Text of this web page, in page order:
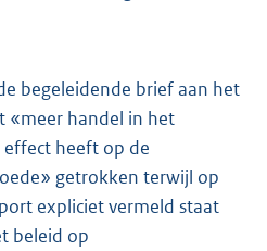
begeleidende brief aan het
«meer handel in het
heeft op de
getrokken terwijl op
expliciet vermeld staat
beleid op